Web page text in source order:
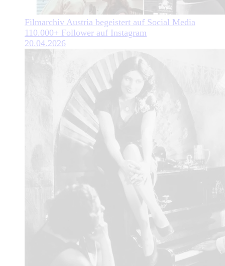
Filmarchiv Austria begeistert auf Social Media
110.000+ Follower auf Instagram
20.04.2026